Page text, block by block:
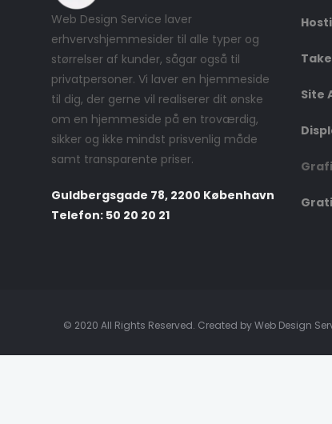
Web Design Service laver
erhvervshjemmesider til alle typer og
størrelser af kunder, sågar også til
privatpersoner. Vi laver en hjemmeside
til dig, der gerne vil realiserer dit ønske
om en hjemmeside på en troværdig,
sikker og ikke mindst prisvenlig måde
samt transparente priser.
Guldbergsgade 78, 2200 København
Telefon: 50 20 20 21
Site
© 2020 All Rights Reserved. Created by Web Design